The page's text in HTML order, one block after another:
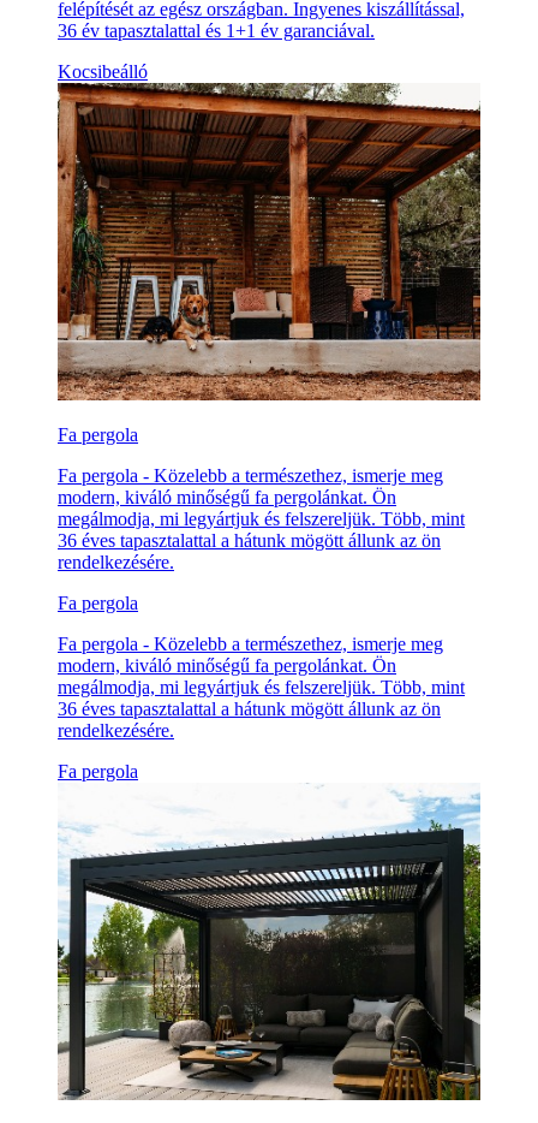
felépítését az egész országban. Ingyenes kiszállítással,
36 év tapasztalattal és 1+1 év garanciával.
Kocsibeálló
Fa pergola
Fa pergola - Közelebb a természethez, ismerje meg
modern, kiváló minőségű fa pergolánkat. Ön
megálmodja, mi legyártjuk és felszereljük. Több, mint
36 éves tapasztalattal a hátunk mögött állunk az ön
rendelkezésére.
Fa pergola
Fa pergola - Közelebb a természethez, ismerje meg
modern, kiváló minőségű fa pergolánkat. Ön
megálmodja, mi legyártjuk és felszereljük. Több, mint
36 éves tapasztalattal a hátunk mögött állunk az ön
rendelkezésére.
Fa pergola